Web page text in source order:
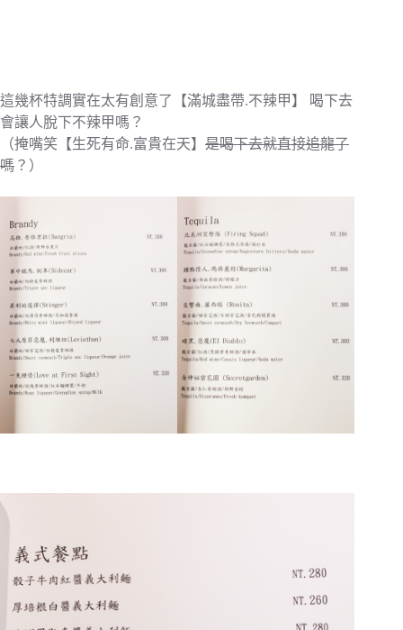
這幾杯特調實在太有創意了【滿城盡帶.不辣甲】 喝下去
會讓人脫下不辣甲嗎？
（掩嘴笑【生死有命.富貴在天】 是喝下去就直接追龍了
嗎 ？）